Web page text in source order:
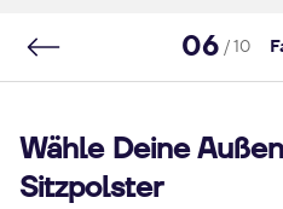
06 / 10
Wähle Deine
Sitzpolster